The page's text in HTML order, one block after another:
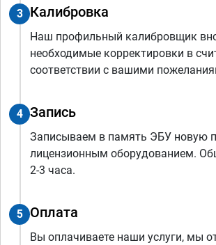
3 Калибровка
Наш профильный калибровщик
необходимые корректировки в
соответствии с вашими
4 Запись
Записываем в память ЭБУ новую
лицензионным оборудованием.
2-3 часа.
5 Оплата
Вы оплачиваете наши услуги, мы